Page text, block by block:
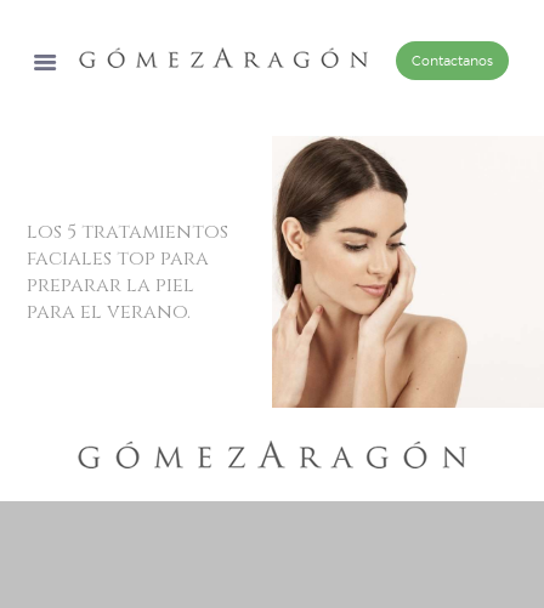
Contactanos
los 5 tratamientos
faciales top para
preparar la piel
para el verano.